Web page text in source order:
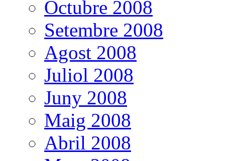
Octubre 2008
Setembre 2008
Agost 2008
Juliol 2008
Juny 2008
Maig 2008
Abril 2008